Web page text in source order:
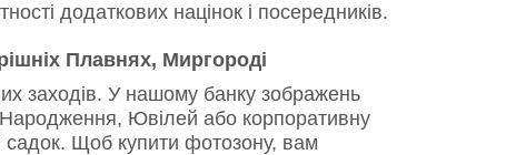
додаткових націнок і посередників.
Плавнях, Миргороді
заходів. У нашому банку зображень
Народження, Ювілей або корпоративну
садок. Щоб купити фотозону, вам